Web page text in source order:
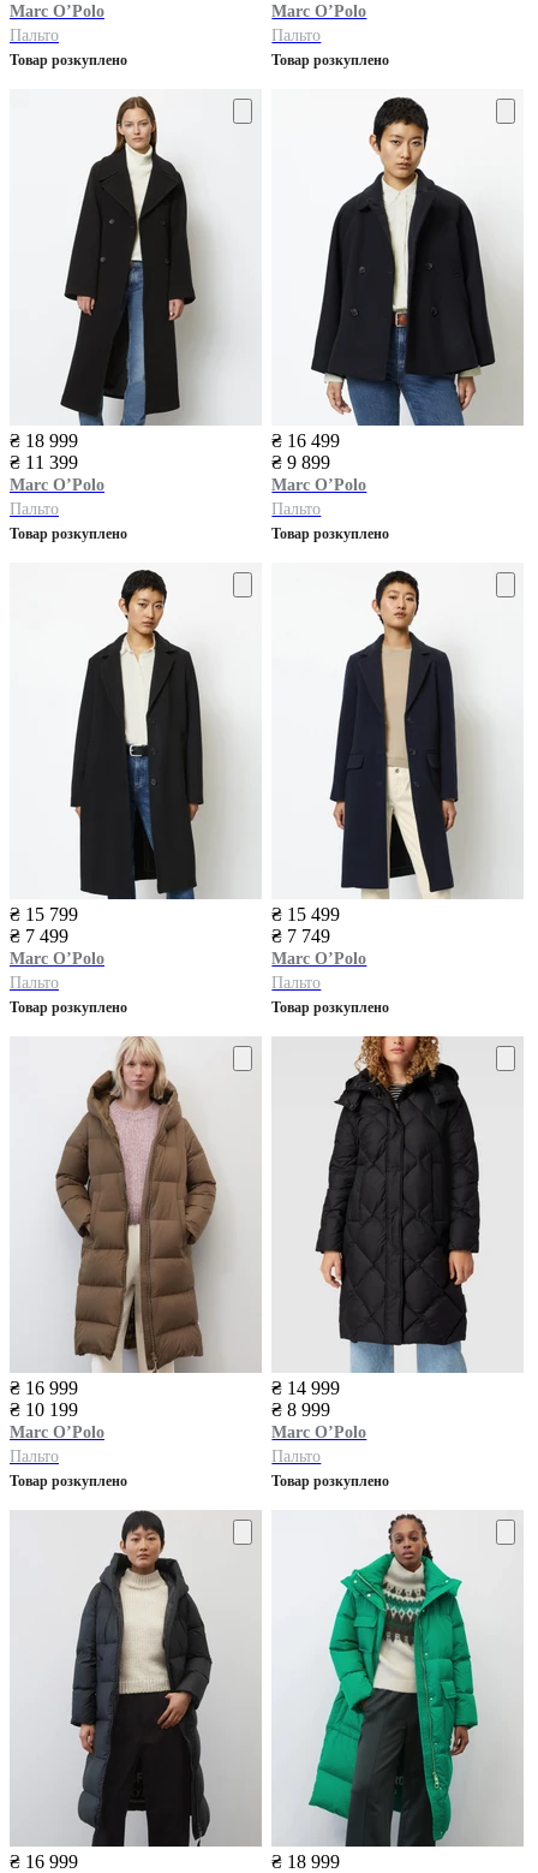
Marc O’Polo
Пальто
Товар розкуплено
Marc O’Polo
Пальто
Товар розкуплено
₴ 18 999
₴ 11 399
Marc O’Polo
Пальто
Товар розкуплено
₴ 16 499
₴ 9 899
Marc O’Polo
Пальто
Товар розкуплено
₴ 15 799
₴ 7 499
Marc O’Polo
Пальто
Товар розкуплено
₴ 15 499
₴ 7 749
Marc O’Polo
Пальто
Товар розкуплено
₴ 16 999
₴ 10 199
Marc O’Polo
Пальто
Товар розкуплено
₴ 14 999
₴ 8 999
Marc O’Polo
Пальто
Товар розкуплено
₴ 16 999
₴ 18 999